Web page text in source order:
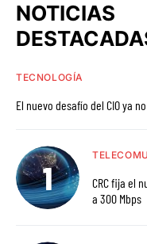
NOTICIAS
TECNOLOGÍA
El nuevo desafío del CIO ya
CRC fija el
a 300 Mbps